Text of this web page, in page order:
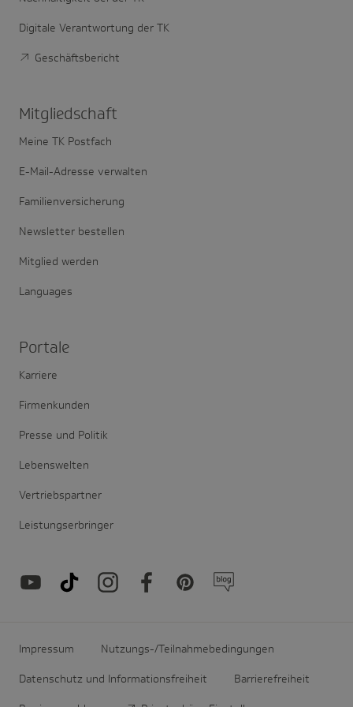
Digitale Verantwortung der TK
Geschäftsbericht
Mitglied­schaft
Meine TK Postfach
E-Mail-Adresse verwalten
Familienversicherung
Newsletter bestellen
Mitglied werden
Languages
Portale
Karriere
Firmenkunden
Presse und Politik
Lebenswelten
Vertriebspartner
Leistungserbringer
Impressum Nutzungs-/Teilnahmebedingungen
Datenschutz und Informationsfreiheit Barrierefreiheit